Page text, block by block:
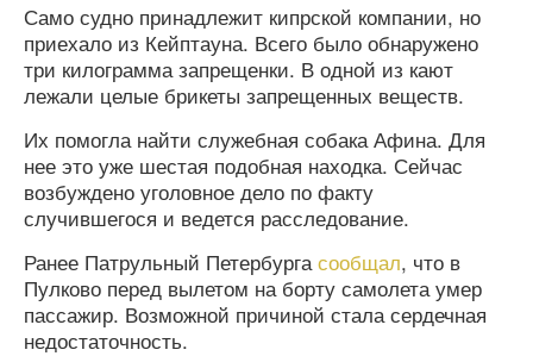
Само судно принадлежит кипрской компании, но
приехало из Кейптауна. Всего было обнаружено
три килограмма запрещенки. В одной из кают
лежали целые брикеты запрещенных веществ.
Их помогла найти служебная собака Афина. Для
нее это уже шестая подобная находка. Сейчас
возбуждено уголовное дело по факту
случившегося и ведется расследование.
Ранее Патрульный Петербургасообщал, что в
Пулково перед вылетом на борту самолета умер
пассажир. Возможной причиной стала сердечная
недостаточность.